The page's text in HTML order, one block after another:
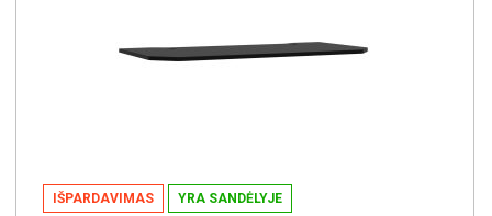
IŠPARDAVIMAS YRA SANDĖLYJE